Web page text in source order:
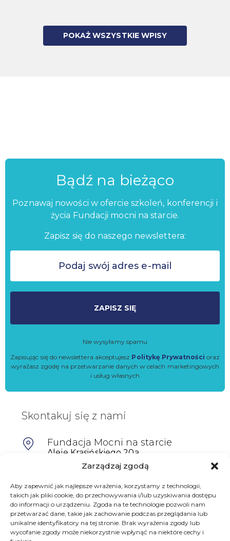
Zarządzaj zgodą
Aby zapewnić jak najlepsze wrażenia, korzystamy z technologii,
takich jak pliki cookie, do przechowywania i/lub uzyskiwania dostępu
do informacji o urządzeniu. Zgoda na te technologie pozwoli nam
przetwarzać dane, takie jak zachowanie podczas przeglądania lub
unikalne identyfikatory na tej stronie. Brak wyrażenia zgody lub
wycofanie zgody może niekorzystnie wpłynąć na niektóre cechy i
POKAŻ WSZYSTKIE WPISY
Bądź na bieżąco
Poznawaj nowości w ofercie szkoleń, konferencji i
życia Fundacji mocni na starcie.
Zapisz się do naszego newslettera:
ZAPISZ SIĘ
Nie wysyłamy spamu
Zapisując się do newslettera akceptujesz Politykę Prywatności oraz
wyrażasz zgodę na przetwarzanie danych w celach marketingowych
i usług własnych
Skontakuj się z nami
Fundacja Mocni na starcie
Aleje Krasińskiego 20a,
64-100 Leszno
601698402
biuro@mocninastarcie.pl